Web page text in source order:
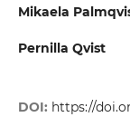
Mikaela
Pernilla Qvist
DOI: https://